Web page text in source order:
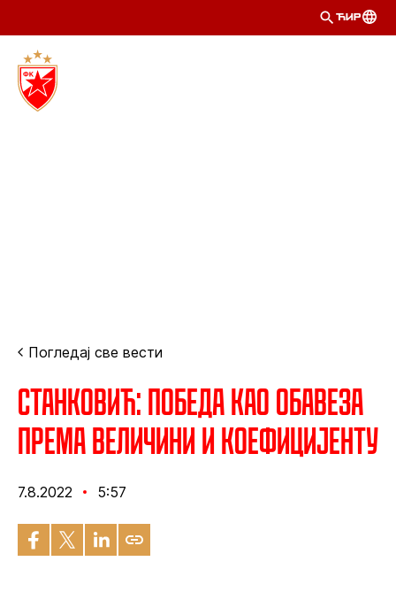
ЋИР
Погледај све вести
Станковић: Победа као обавеза
према величини и коефицијенту
7.8.2022 5:57